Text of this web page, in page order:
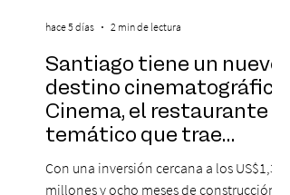
Santiago tiene un nuevo
destino cinematográfico:
Cinema, el restaurante
temático que trae
Hollywood a Chile
Con una inversión cercana a los US$1,3
millones y ocho meses de construcción,
hace 5 días 2 min de lectura